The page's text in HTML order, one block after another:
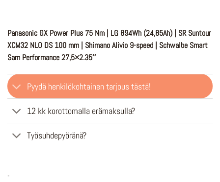
2
699,00 €.
2
499,00 €.
Panasonic GX Power Plus 75 Nm | LG 894Wh (24,85Ah) | SR Suntour
XCM32 NLO DS 100 mm | Shimano Alivio 9-speed | Schwalbe Smart
Sam Performance 27,5×2.35″
Pyydä henkilökohtainen tarjous tästä!
12 kk korottomalla erämaksulla?
Työsuhdepyöränä?
-